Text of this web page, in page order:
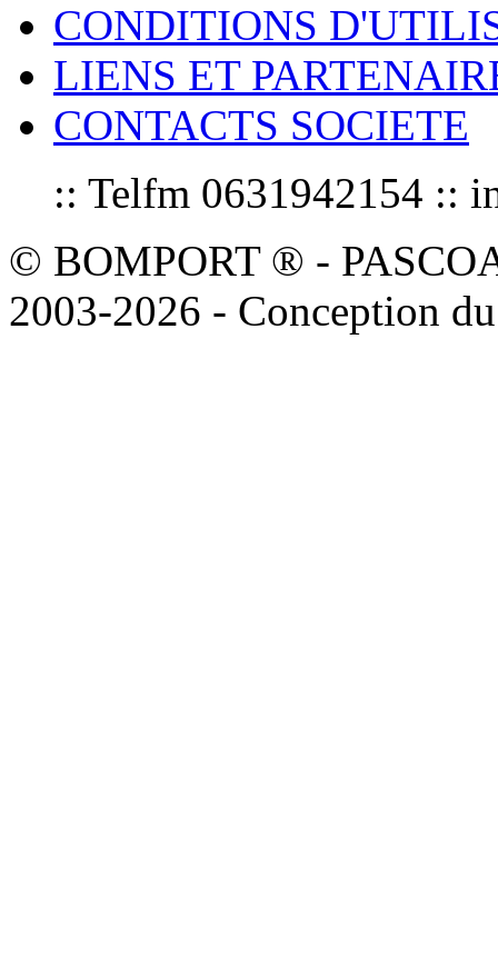
CONDITIONS
LIENS ET
CONTACTS SOCIETE
:: Telfm 0631942154 ::
© BOMPORT ® -
2003-2026 - Conception